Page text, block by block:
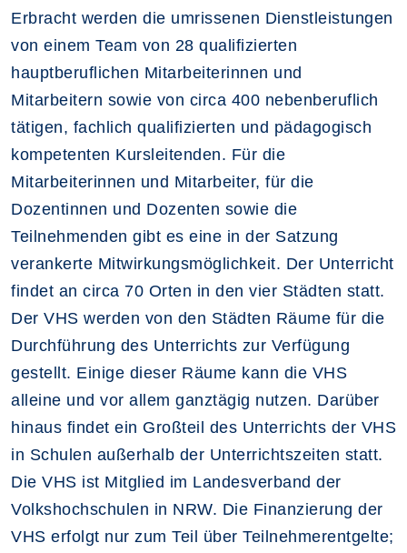
Erbracht werden die umrissenen Dienstleistungen
von einem Team von 28 qualifizierten
hauptberuflichen Mitarbeiterinnen und
Mitarbeitern sowie von circa 400 nebenberuflich
tätigen, fachlich qualifizierten und pädagogisch
kompetenten Kursleitenden. Für die
Mitarbeiterinnen und Mitarbeiter, für die
Dozentinnen und Dozenten sowie die
Teilnehmenden gibt es eine in der Satzung
verankerte Mitwirkungsmöglichkeit. Der Unterricht
findet an circa 70 Orten in den vier Städten statt.
Der VHS werden von den Städten Räume für die
Durchführung des Unterrichts zur Verfügung
gestellt. Einige dieser Räume kann die VHS
alleine und vor allem ganztägig nutzen. Darüber
hinaus findet ein Großteil des Unterrichts der VHS
in Schulen außerhalb der Unterrichtszeiten statt.
Die VHS ist Mitglied im Landesverband der
Volkshochschulen in NRW. Die Finanzierung der
VHS erfolgt nur zum Teil über Teilnehmerentgelte;